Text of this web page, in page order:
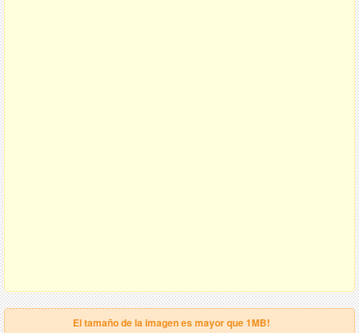
El tamaño de la imagen es mayor que 1MB!